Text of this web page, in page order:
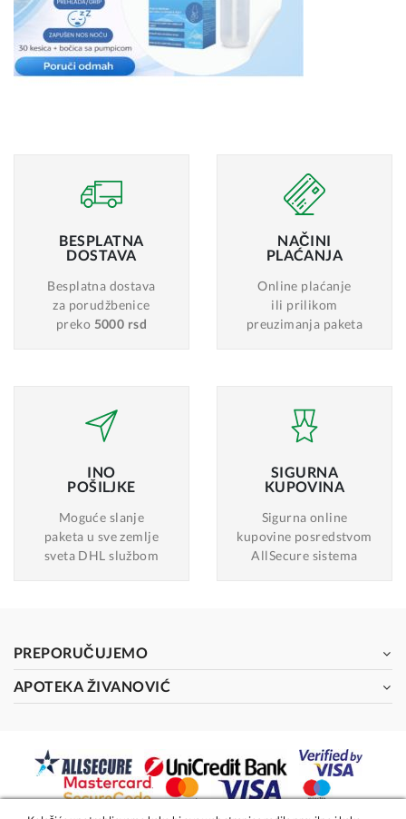
BESPLATNA
DOSTAVA
Besplatna dostava
za porudžbenice
preko 5000 rsd
NAČINI
PLAĆANJA
Online plaćanje
ili prilikom
preuzimanja paketa
INO
POŠILJKE
Moguće slanje
paketa u sve zemlje
sveta DHL službom
SIGURNA
KUPOVINA
Sigurna online
kupovine posredstvom
AllSecure sistema
PREPORUČUJEMO
APOTEKA ŽIVANOVIĆ